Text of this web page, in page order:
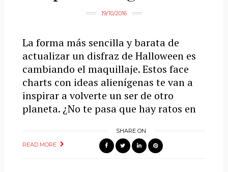
19/10/2016
La forma más sencilla y barata de
actualizar un disfraz de Halloween es
cambiando el maquillaje. Estos face
charts con ideas alienígenas te van a
inspirar a volverte un ser de otro
planeta. ¿No te pasa que hay ratos en
READ MORE
SHARE ON